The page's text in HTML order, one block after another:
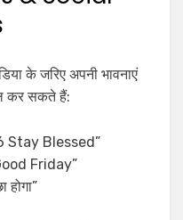
के जरिए अपनी भावनाएं
कर सकते हैं:
Stay Blessed”
Friday”
होगा”